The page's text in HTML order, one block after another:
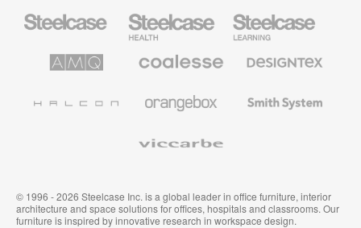
Steelcase
para
sanidad
Steelcase
para
educación
Steelcase
Solutions
premium
System
© 1996 - 2026 Steelcase Inc. is a global leader in office furniture, interior
architecture and space solutions for offices, hospitals and classrooms. Our
furniture is inspired by innovative research in workspace design.